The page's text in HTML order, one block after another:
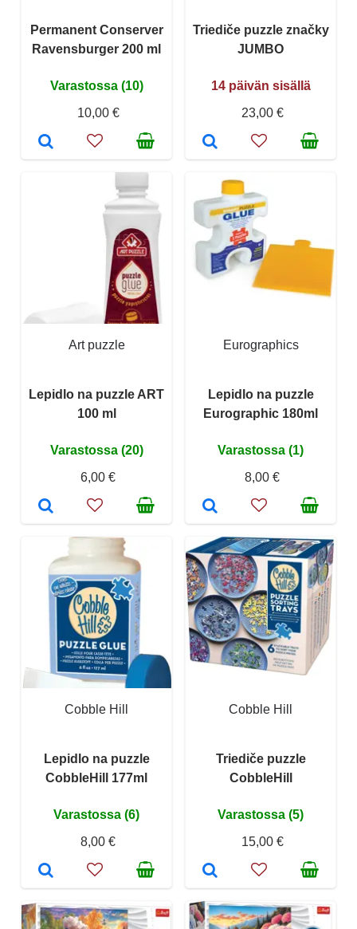
Permanent Conserver
Ravensburger 200 ml
Varastossa (10)
10,00 €
Triediče puzzle značky
JUMBO
14 päivän sisällä
23,00 €
Art puzzle
Lepidlo na puzzle ART
100 ml
Varastossa (20)
6,00 €
Eurographics
Lepidlo na puzzle
Eurographic 180ml
Varastossa (1)
8,00 €
Cobble Hill
Lepidlo na puzzle
CobbleHill 177ml
Varastossa (6)
8,00 €
Cobble Hill
Triediče puzzle
CobbleHill
Varastossa (5)
15,00 €